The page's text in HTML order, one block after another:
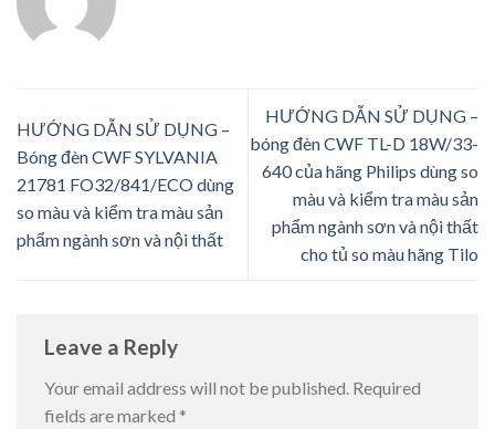
HƯỚNG DẪN SỬ DỤNG –
Bóng đèn CWF SYLVANIA
21781 FO32/841/ECO dùng
so màu và kiểm tra màu sản
phẩm ngành sơn và nội thất
HƯỚNG DẪN SỬ DỤNG –
bóng đèn CWF TL-D 18W/33-
640 của hãng Philips dùng so
màu và kiểm tra màu sản
phẩm ngành sơn và nội thất
cho tủ so màu hãng Tilo
Leave a Reply
Your email address will not be published. Required
fields are marked *